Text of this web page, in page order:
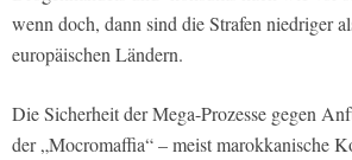
wenn doch, dann sind die Strafen niedriger
europäischen Ländern.
Die Sicherheit der Mega-Prozesse gegen
der „Mocromaffia“ – meist marokkanische